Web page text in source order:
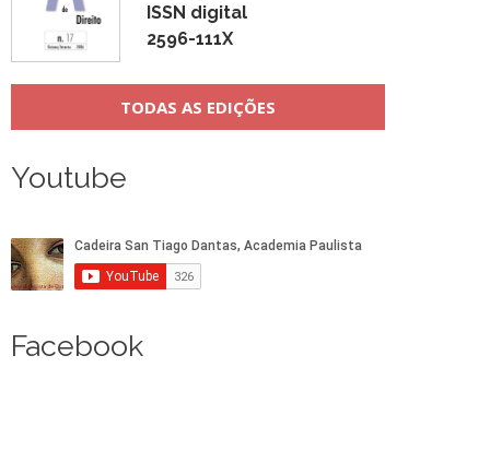
ISSN digital
2596-111X
TODAS AS EDIÇÕES
Youtube
Facebook